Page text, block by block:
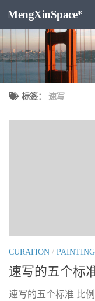
跳至内容
MengXinSpace*
标签： 速写
CURATION / PAINTING
速写的五个标
速写的五个标准 比